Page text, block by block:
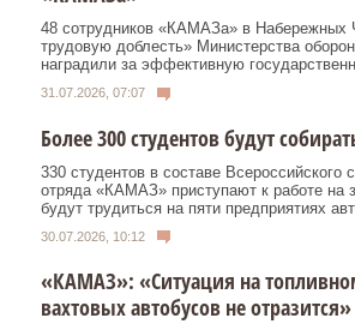
48 сотрудников «КАМАЗа» в Набережных
трудовую доблесть» Министерства
наградили за эффективную
31.07.2026, 07:07
Более 300 студентов будут
330 студентов в составе Всероссийского
отряда «КАМАЗ» приступают к работе на
будут трудиться на пяти предприятиях
30.07.2026, 10:12
«КАМАЗ»: «Ситуация на
вахтовых автобусов не отразится»